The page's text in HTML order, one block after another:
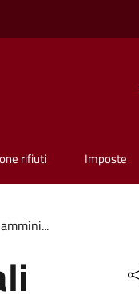
rifiuti Imposte